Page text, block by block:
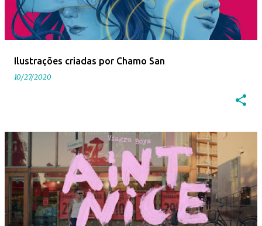
Ilustrações criadas por Chamo San
10/27/2020